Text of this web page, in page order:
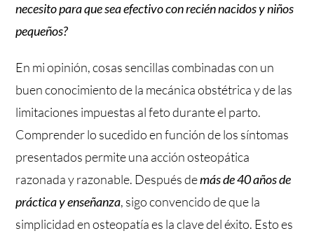
necesito para que sea efectivo con recién nacidos y niños
pequeños?
En mi opinión, cosas sencillas combinadas con un
buen conocimiento de la mecánica obstétrica y de las
limitaciones impuestas al feto durante el parto.
Comprender lo sucedido en función de los síntomas
presentados permite una acción osteopática
razonada y razonable. Después demás de 40 años de
práctica y enseñanza, sigo convencido de que la
simplicidad en osteopatía es la clave del éxito. Esto es